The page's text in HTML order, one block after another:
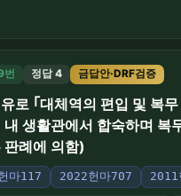
(④), 군형법 제92조의6의
번 정답 4 금답안·DRF검증
로 ｢대체역의 편입 및 복
생활관에서 합숙하며
례에 의함)
마117 2022헌마707 2011